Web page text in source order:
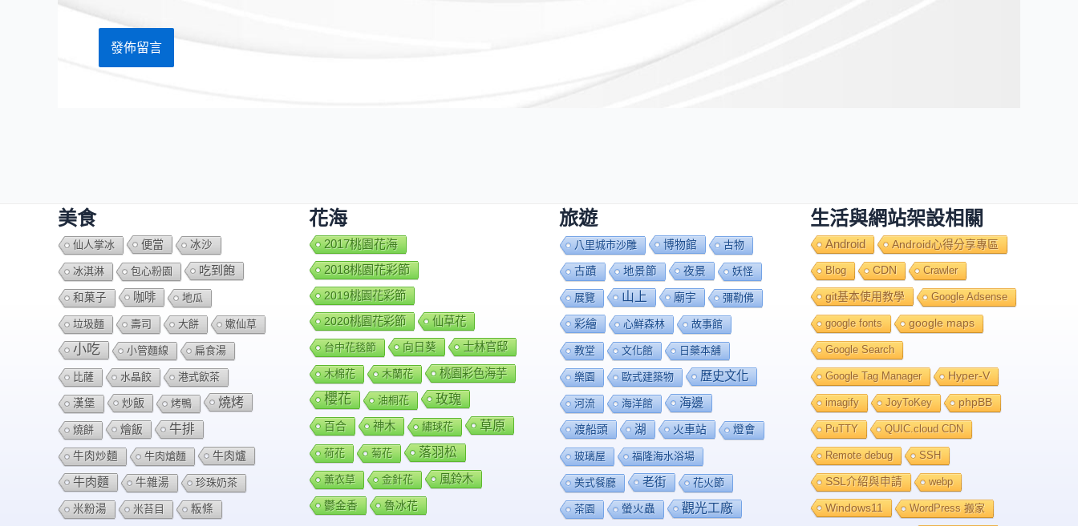
美食
仙人掌冰 便當 冰沙
冰淇淋 包心粉園 吃到飽
和菓子 咖啡 地瓜
垃圾麵 壽司 大餅 嫰仙草
小吃 小管麵線 扁食湯
比薩 水晶餃 港式飲茶
漢堡 炒飯 烤鴨 燒烤
燒餅 燴飯 牛排
牛肉炒麵 牛肉熗麵 牛肉爐
牛肉麵 牛雜湯 珍珠奶茶
米粉湯 米苔目 粄條
花海
2017桃園花海
2018桃園花彩節
2019桃園花彩節
2020桃園花彩節
仙草花
台中花毯節 向日葵 士林官邸
木棉花 木蘭花 桃園彩色海芋
櫻花 油桐花 玫瑰
百合 神木 繡球花 草原
荷花 菊花 落羽松
薰衣草 金針花 風鈴木
鬱金香 魯冰花
旅遊
八里城市沙雕 博物館 古物
古蹟 地景節 夜景 妖怪
展覽 山上 廟宇 彌勒佛
彩繪 心鮮森林 故事館
教堂 文化館 日藥本舖
樂園 歐式建築物 歷史文化
河流 海洋館 海邊
渡船頭 湖 火車站 燈會
玻璃屋 福隆海水浴場
美式餐廳 老街 花火節
茶園 螢火蟲 觀光工廠
生活與網站架設相關
Android Android心得分享專區
Blog CDN Crawler
git基本使用教學 Google Adsense
google fonts google maps
Google Search
Google Tag Manager Hyper-V
imagify JoyToKey phpBB
PuTTY QUIC.cloud CDN
Remote debug SSH
SSL介紹與申請 webp
Windows11 WordPress 搬家